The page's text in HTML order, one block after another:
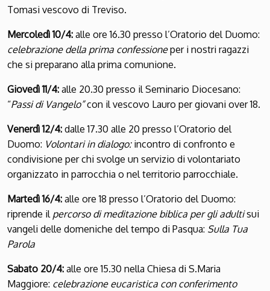
Tomasi vescovo di Treviso.
Mercoledì 10/4: alle ore 16.30 presso l’Oratorio del Duomo:
celebrazione della prima confessioneper i nostri ragazzi
che si preparano alla prima comunione.
Giovedì 11/4: alle 20.30 presso il Seminario Diocesano:
“Passi di Vangelo”con il vescovo Lauro per giovani over 18.
Venerdì 12/4: dalle 17.30 alle 20 presso l’Oratorio del
Duomo: Volontari in dialogo: incontro di confronto e
condivisione per chi svolge un servizio di volontariato
organizzato in parrocchia o nel territorio parrocchiale.
Martedì 16/4: alle ore 18 presso l’Oratorio del Duomo:
riprende il percorso di meditazione biblica per gli adultisui
vangeli delle domeniche del tempo di Pasqua: Sulla Tua
Parola
Sabato 20/4: alle ore 15.30 nella Chiesa di S.Maria
Maggiore: celebrazione eucaristica con conferimento